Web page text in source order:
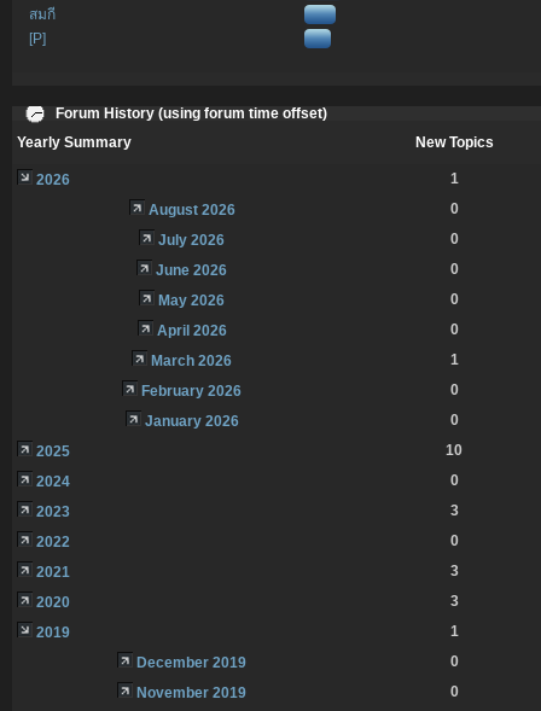
สมกี
[P]
Forum History (using forum time offset)
Yearly Summary
New Topics
2026
1
August 2026
0
July 2026
0
June 2026
0
May 2026
0
April 2026
0
March 2026
1
February 2026
0
January 2026
0
2025
10
2024
0
2023
3
2022
0
2021
3
2020
3
2019
1
December 2019
0
November 2019
0